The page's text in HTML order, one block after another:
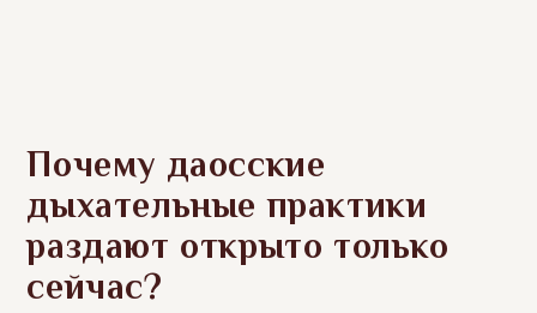
Почему даосские
дыхательные практики
раздают открыто только
сейчас?